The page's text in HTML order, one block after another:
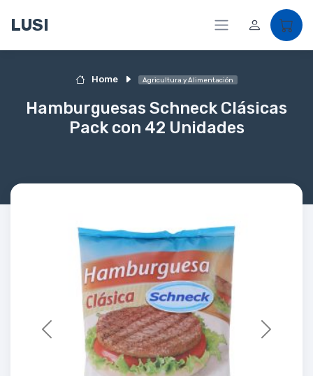
LUSI
Home Agricultura y Alimentación
Hamburguesas Schneck Clásicas
Pack con 42 Unidades
Previous Next